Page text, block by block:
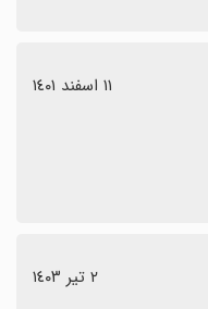
١١ اسفند ١٤٠١
٢ تیر ١٤٠٣